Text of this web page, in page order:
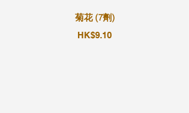
菊花 (7劑)
HK$9.10